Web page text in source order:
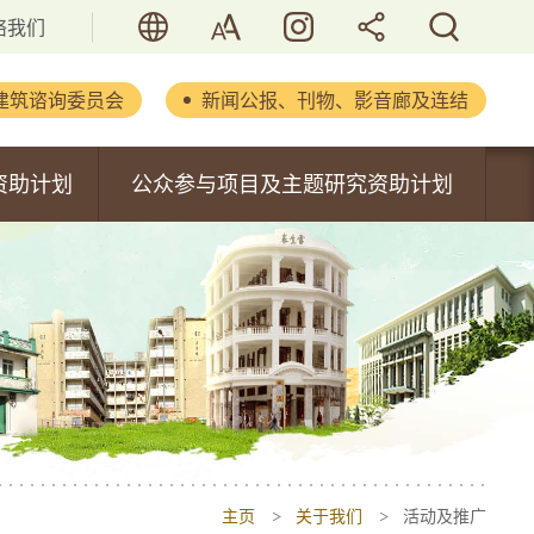
我们 字型大小 活历．香港
筑谘询委员会 新闻公报、刊物、影音廊及连结
法会文件
闻公报
物及报告
化历史建筑通讯
影集
音集
助计划 公众参与项目及主题研究资助计划
题研究资助计划
主页 关于我们 活动及推广